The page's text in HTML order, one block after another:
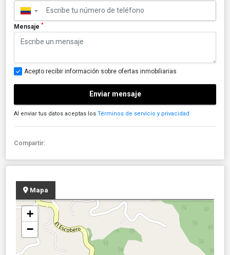
▼
Mensaje *
Acepto recibir información sobre ofertas inmobiliarias
Enviar mensaje
Al enviar tus datos aceptas los Términos de servicio y privacidad
Compartir:
Mapa
+
−